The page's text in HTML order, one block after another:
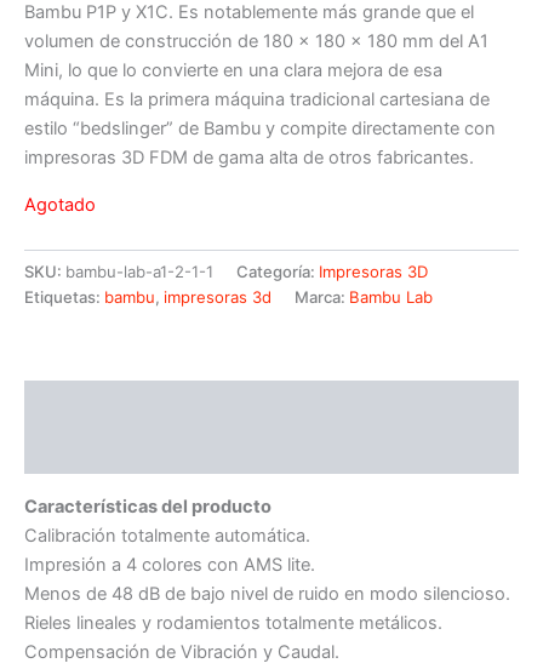
Bambu P1P y X1C. Es notablemente más grande que el
volumen de construcción de 180 x 180 x 180 mm del A1
Mini, lo que lo convierte en una clara mejora de esa
máquina. Es la primera máquina tradicional cartesiana de
estilo “bedslinger” de Bambu y compite directamente con
impresoras 3D FDM de gama alta de otros fabricantes.
Agotado
SKU: bambu-lab-a1-2-1-1 Categoría: Impresoras 3D
Etiquetas: bambu, impresoras 3d Marca: Bambu Lab
Características del producto
Calibración totalmente automática.
Impresión a 4 colores con AMS lite.
Menos de 48 dB de bajo nivel de ruido en modo silencioso.
Rieles lineales y rodamientos totalmente metálicos.
Compensación de Vibración y Caudal.